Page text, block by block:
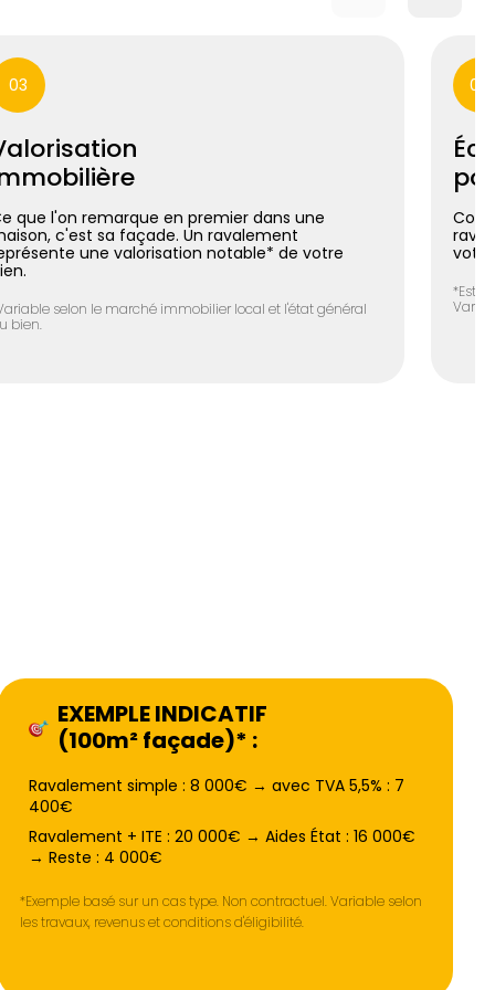
03
que l'on remarque en premier dans une
c'est sa façade. Un ravalement
une valorisation notable* de votre
selon le marché immobilier local et l'état général
bien.
04
EXEMPLE INDICATIF
(100m² façade)* :
Ravalement simple : 8 000€ → avec TVA 5,5% : 7
400€
Ravalement + ITE : 20 000€ → Aides État : 16 000€
→ Reste : 4 000€
*Exemple basé sur un cas type. Non contractuel. Variable selon
les travaux, revenus et conditions d'éligibilité.